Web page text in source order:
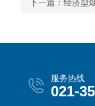
下一篇： 经济型
服务热线
021-